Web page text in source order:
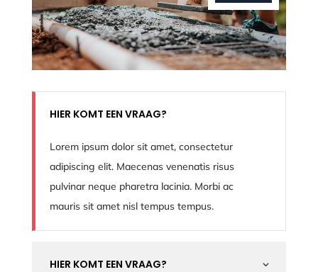
HIER KOMT EEN VRAAG?
Lorem ipsum dolor sit amet, consectetur
adipiscing elit. Maecenas venenatis risus
pulvinar neque pharetra lacinia. Morbi ac
mauris sit amet nisl tempus tempus.
3
HIER KOMT EEN VRAAG?